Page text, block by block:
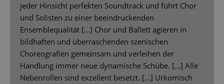
jeder Hinsicht perfekten Soundtrack und führt Chor
und Solisten zu einer beeindruckenden
Ensemblequalität […] Chor und Ballett agieren in
bildhaften und überraschenden szenischen
Choreografien gemeinsam und verleihen der
Handlung immer neue dynamische Schübe. […] Alle
Nebenrollen sind exzellent besetzt. […] Urkomisch